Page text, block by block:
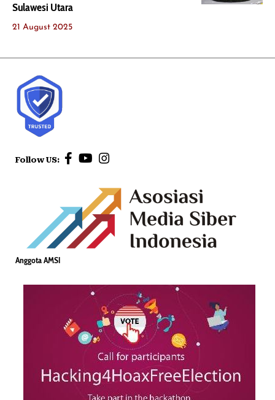
Sulawesi Utara
21 August 2025
Follow US:
Anggota AMSI